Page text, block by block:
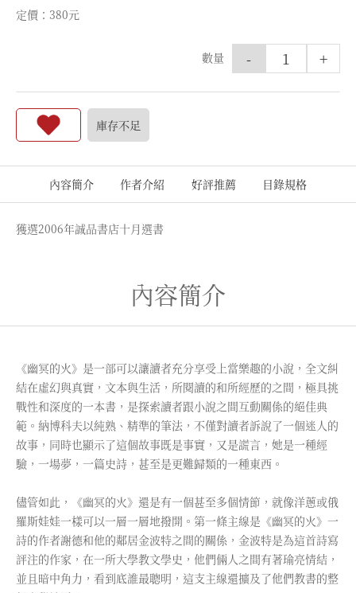
定價：380元
數量 +
-
庫存不足
內容簡介 作者介紹 好評推薦 目錄規格
獲選2006年誠品書店十月選書
內容簡介
《幽冥的火》是一部可以讓讀者充分享受上當樂趣的小說，全文糾
結在虛幻與真實，文本與生活，所閱讀的和所經歷的之間，極具挑
戰性和深度的一本書，是探索讀者跟小說之間互動關係的絕佳典
範。納博科夫以純熟、精準的筆法，不僅對讀者訴說了一個迷人的
故事，同時也顯示了這個故事既是事實，又是謊言，她是一種經
驗，一場夢，一篇史詩，甚至是更難歸類的一種東西。
儘管如此，《幽冥的火》還是有一個甚至多個情節，就像洋蔥或俄
羅斯娃娃一樣可以一層一層地撥開。第一條主線是《幽冥的火》一
詩的作者謝德和他的鄰居金波特之間的關係，金波特是為這首詩寫
評注的作家，在一所大學教文學史，他們倆人之間有著瑜亮情結，
並且暗中角力，看到底誰最聰明，這支主線還擴及了他們教書的整